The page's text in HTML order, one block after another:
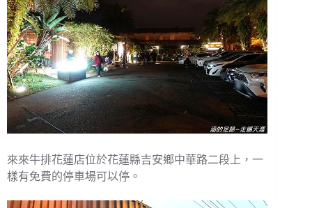
來來牛排花蓮店位於花蓮縣吉安鄉中華路二段上，一
樣有免費的停車場可以停。